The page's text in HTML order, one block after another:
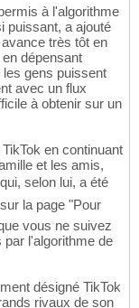
à l'algorithme
puissant, a ajouté
très tôt en
dépensant
les gens puissent
avec un flux
à obtenir sur un
en continuant
et les amis,
selon lui, a été
la page "Pour
vous ne suivez
par l'algorithme de
désigné TikTok
rivaux de son